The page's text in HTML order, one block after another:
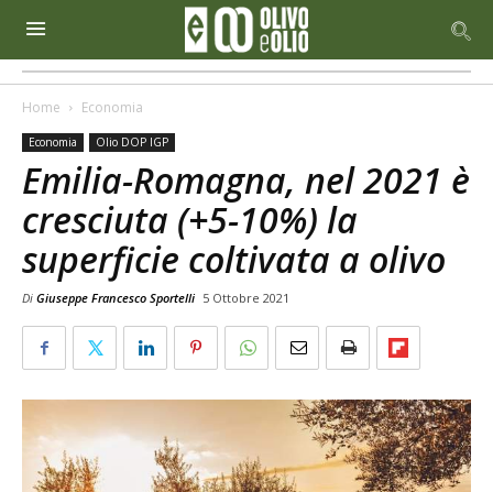
Home Economia
Economia Olio DOP IGP
Emilia-Romagna, nel 2021 è
cresciuta (+5-10%) la
superficie coltivata a olivo
Di Giuseppe Francesco Sportelli 5 Ottobre 2021